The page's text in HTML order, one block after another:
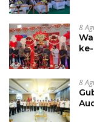
8
8